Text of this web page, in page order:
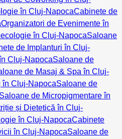
în Cluj-NapocaCabinete de
Organizatori de Evenimente în
în Cluj-NapocaSaloane
de Implanturi în Cluj-
Cluj-NapocaSaloane de
de Masaj & Spa în Cluj-
în Cluj-NapocaSaloane de
Saloane de Micropigmentare în
și Dietetică în Cluj-
în Cluj-NapocaCabinete
în Cluj-NapocaSaloane de